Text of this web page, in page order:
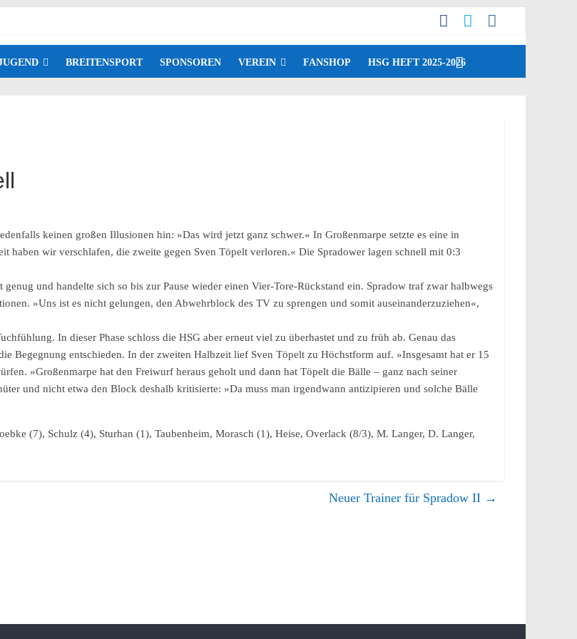
BREITENSPORT SPONSOREN VEREIN FANSHOP HSG HEFT 2025-2026
keinen großen Illusionen hin: »Das wird jetzt ganz schwer.« In Großenmarpe setzte es eine in
haben wir verschlafen, die zweite gegen Sven Töpelt verloren.« Die Spradower lagen schnell mit 0:3
und handelte sich so bis zur Pause wieder einen Vier-Tore-Rückstand ein. Spradow traf zwar halbwegs
»Uns ist es nicht gelungen, den Abwehrblock des TV zu sprengen und somit auseinanderzuziehen«,
In dieser Phase schloss die HSG aber erneut viel zu überhastet und zu früh ab. Genau das
Begegnung entschieden. In der zweiten Halbzeit lief Sven Töpelt zu Höchstform auf. »Insgesamt hat er 15
»Großenmarpe hat den Freiwurf heraus geholt und dann hat Töpelt die Bälle – ganz nach seiner
und nicht etwa den Block deshalb kritisierte: »Da muss man irgendwann antizipieren und solche Bälle
(7), Schulz (4), Sturhan (1), Taubenheim, Morasch (1), Heise, Overlack (8/3), M. Langer, D. Langer,
Neuer Trainer für Spradow II →